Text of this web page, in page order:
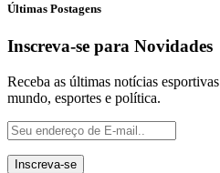
Últimas Postagens
Inscreva-se para Novidades
Receba as últimas notícias
mundo, esportes e política.